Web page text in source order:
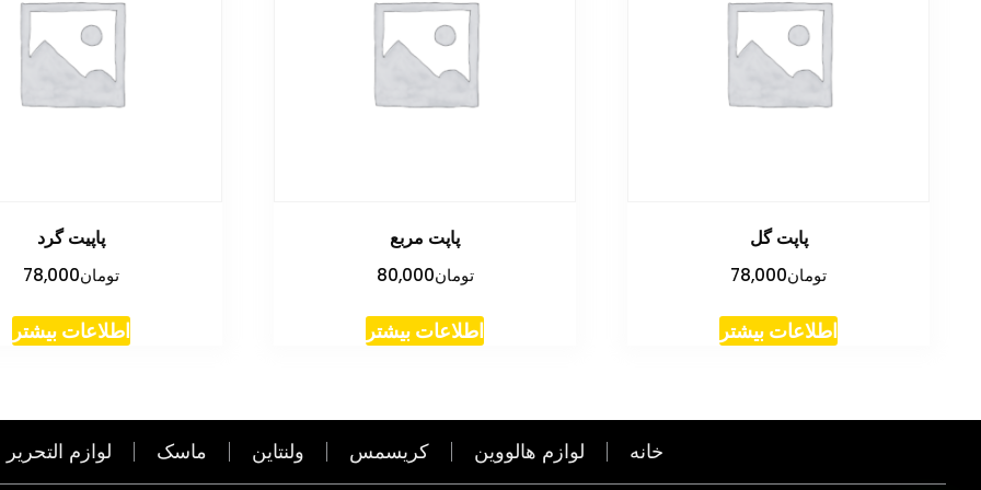
پاپت گل
تومان78,000
اطلاعات بیشتر
پاپت مربع
تومان80,000
اطلاعات بیشتر
پاپیت گرد
تومان78,000
اطلاعات بیشتر
خانه لوازم هالووین کریسمس ولنتاین ماسک لوازم التحریر